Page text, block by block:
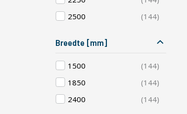
2500
144
producten
Breedte [mm]
1500 144
producten
1850
144
producten
2400
144
producten